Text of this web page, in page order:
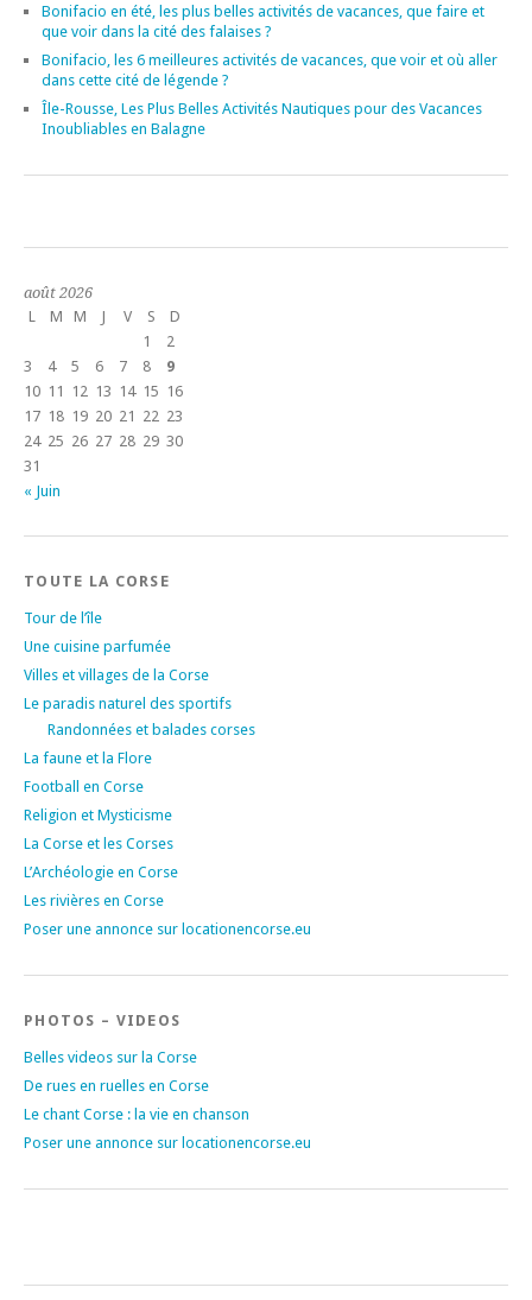
Bonifacio en été, les plus belles activités de vacances, que faire et
que voir dans la cité des falaises ?
Bonifacio, les 6 meilleures activités de vacances, que voir et où aller
dans cette cité de légende ?
Île-Rousse, Les Plus Belles Activités Nautiques pour des Vacances
Inoubliables en Balagne
août 2026
L
M M J V S
D
1
2
3
4 5 6 7 8
9
10 11 12 13 14 15 16
17 18 19 20 21 22 23
24 25 26 27 28 29 30
31
« Juin
TOUTE LA CORSE
Tour de l’île
Une cuisine parfumée
Villes et villages de la Corse
Le paradis naturel des sportifs
Randonnées et balades corses
La faune et la Flore
Football en Corse
Religion et Mysticisme
La Corse et les Corses
L’Archéologie en Corse
Les rivières en Corse
Poser une annonce sur locationencorse.eu
PHOTOS – VIDEOS
Belles videos sur la Corse
De rues en ruelles en Corse
Le chant Corse : la vie en chanson
Poser une annonce sur locationencorse.eu